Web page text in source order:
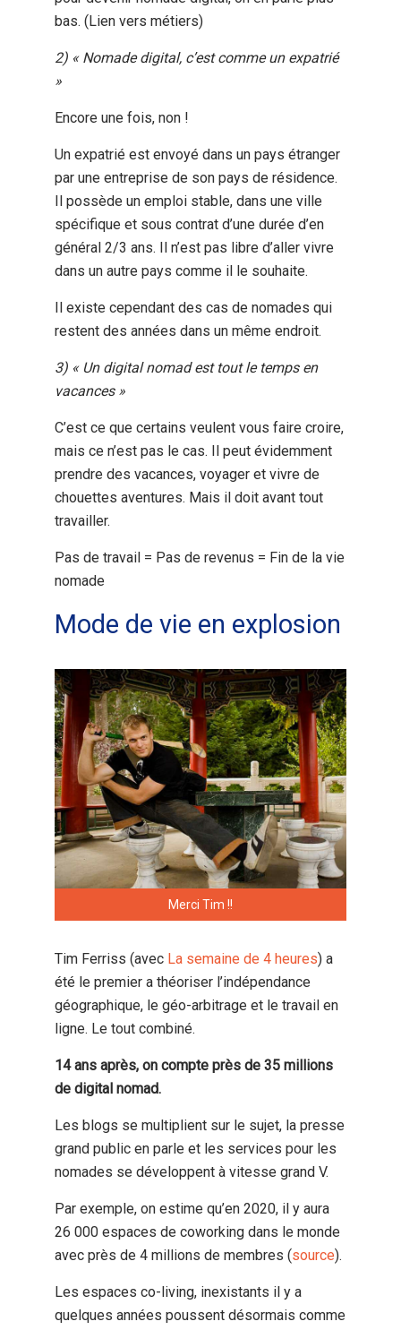
bas. (Lien vers métiers)
2) « Nomade digital, c’est comme un expatrié
»
Encore une fois, non !
Un expatrié est envoyé dans un pays étranger
par une entreprise de son pays de résidence.
Il possède un emploi stable, dans une ville
spécifique et sous contrat d’une durée d’en
général 2/3 ans. Il n’est pas libre d’aller vivre
dans un autre pays comme il le souhaite.
Il existe cependant des cas de nomades qui
restent des années dans un même endroit.
3) « Un digital nomad est tout le temps en
vacances »
C’est ce que certains veulent vous faire croire,
mais ce n’est pas le cas. Il peut évidemment
prendre des vacances, voyager et vivre de
chouettes aventures. Mais il doit avant tout
travailler.
Pas de travail = Pas de revenus = Fin de la vie
nomade
Mode de vie en explosion
Merci Tim !!
Tim Ferriss (avec La semaine de 4 heures) a
été le premier a théoriser l’indépendance
géographique, le géo-arbitrage et le travail en
ligne. Le tout combiné.
14 ans après, on compte près de 35 millions
de digital nomad.
Les blogs se multiplient sur le sujet, la presse
grand public en parle et les services pour les
nomades se développent à vitesse grand V.
Par exemple, on estime qu’en 2020, il y aura
26 000 espaces de coworking dans le monde
avec près de 4 millions de membres (source).
Les espaces co-living, inexistants il y a
quelques années poussent désormais comme